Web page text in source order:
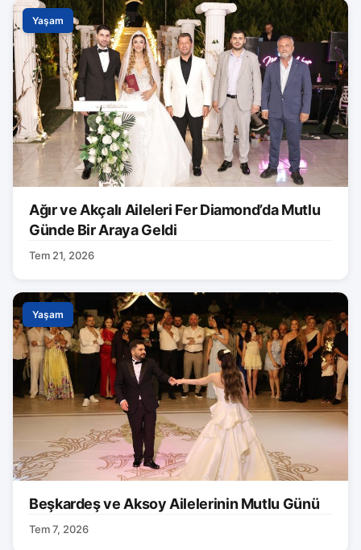
Yaşam
Ağır ve Akçalı Aileleri Fer Diamond’da Mutlu
Günde Bir Araya Geldi
Tem 21, 2026
Yaşam
Beşkardeş ve Aksoy Ailelerinin Mutlu Günü
Tem 7, 2026